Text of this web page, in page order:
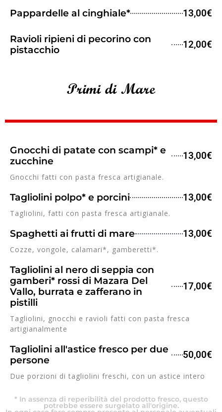
Pappardelle al cinghiale* 13,00€
Ravioli ripieni di pecorino con
pistacchio
12,00€
Primi di Mare
Gnocchi di patate con scampi* e
zucchine
13,00€
Gnocchi fatti con pasta fresca artigianale.
Tagliolini polpo* e porcini 13,00€
Tagliolini, fatti con pasta fresca artigianale.
Spaghetti ai frutti di mare 13,00€
Cozze, vongole, calamari*, gamberetti*.
Tagliolini al nero di seppia con
gamberi* rossi di Mazara Del
Vallo, burrata e zafferano in
pistilli
17,00€
Tagliolini, gnocchi e ravioli fatti con pasta fresca
artigianalmente
Tagliolini all'astice fresco per due
persone
50,00€
Due porzioni di tagliolini freschi, con un astice intero
* In assenza di reperibilità del prodotto fresco, questo
potrebbe essere surgelato all'origine.